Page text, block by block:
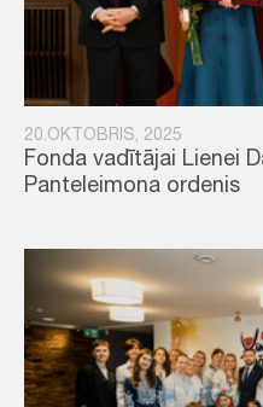
20.OKTOBRIS, 2025
Fonda vadītājai Lienei
Panteleimona ordenis